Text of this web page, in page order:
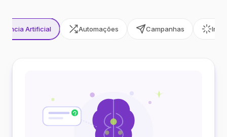
Artificial Automações Campanhas